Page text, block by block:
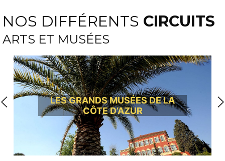
NOS DIFFÉRENTS CIRCUITS
ARTS ET MUSÉES
LES GRANDS MUSÉES DE LA
CÔTE D’AZUR